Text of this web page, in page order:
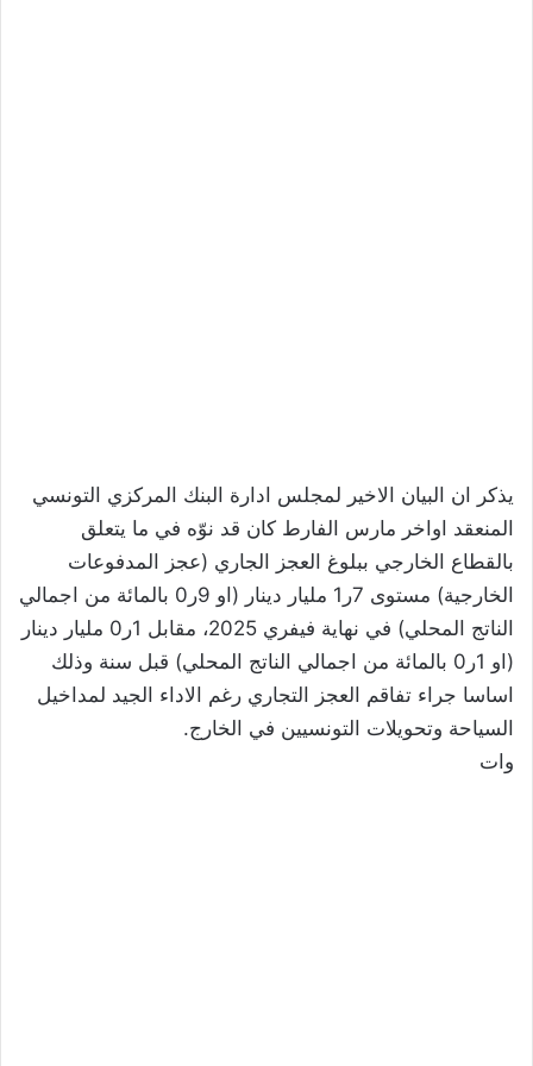
يذكر ان البيان الاخير لمجلس ادارة البنك المركزي التونسي
المنعقد اواخر مارس الفارط كان قد نوّه في ما يتعلق
بالقطاع الخارجي ببلوغ العجز الجاري (عجز المدفوعات
الخارجية) مستوى 7ر1 مليار دينار (او 9ر0 بالمائة من اجمالي
الناتج المحلي) في نهاية فيفري 2025، مقابل 1ر0 مليار دينار
(او 1ر0 بالمائة من اجمالي الناتج المحلي) قبل سنة وذلك
اساسا جراء تفاقم العجز التجاري رغم الاداء الجيد لمداخيل
السياحة وتحويلات التونسيين في الخارج.
وات